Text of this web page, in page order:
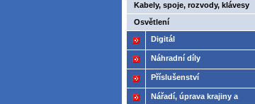
Kabely, spoje, rozvody, klávesy
Osvětlení
Digitál
Náhradní díly
Příslušenství
Nářadí, úprava krajiny a